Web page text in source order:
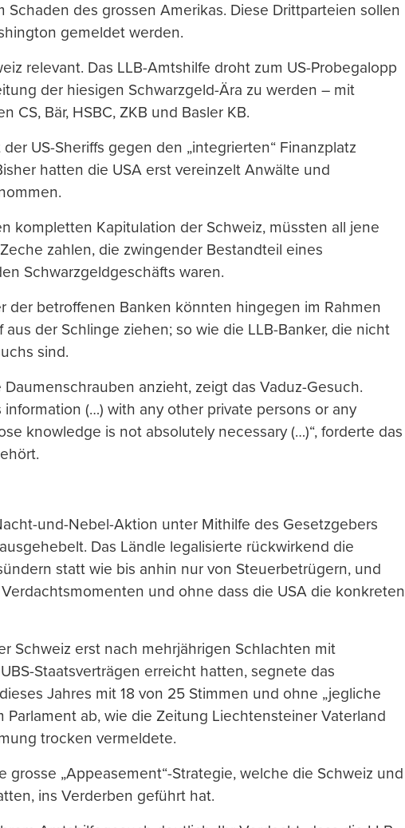
Schaden des grossen Amerikas. Diese Drittparteien sollen
gemeldet werden.
relevant. Das LLB-Amtshilfe droht zum US-Probegalopp
der hiesigen Schwarzgeld-Ära zu werden – mit
CS, Bär, HSBC, ZKB und Basler KB.
US-Sheriffs gegen den „integrierten“ Finanzplatz
hatten die USA erst vereinzelt Anwälte und
kompletten Kapitulation der Schweiz, müssten all jene
zahlen, die zwingender Bestandteil eines
Schwarzgeldgeschäfts waren.
der betroffenen Banken könnten hingegen im Rahmen
aus der Schlinge ziehen; so wie die LLB-Banker, die nicht
sind.
anzieht, zeigt das Vaduz-Gesuch.
information (…) with any other private persons or any
knowledge is not absolutely necessary (…)“, forderte das
und-Nebel-Aktion unter Mithilfe des Gesetzgebers
Das Ländle legalisierte rückwirkend die
statt wie bis anhin nur von Steuerbetrügern, und
und ohne dass die USA die konkreten
Schweiz erst nach mehrjährigen Schlachten mit
Staatsverträgen erreicht hatten, segnete das
Jahres mit 18 von 25 Stimmen und ohne „jegliche
Parlament ab, wie die Zeitung Liechtensteiner Vaterland
trocken vermeldete.
grosse „Appeasement“-Strategie, welche die Schweiz und
ins Verderben geführt hat.